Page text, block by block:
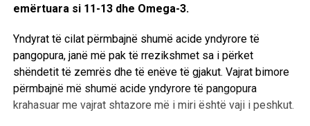
emërtuara si 11-13 dhe Omega-3.
Yndyrat të cilat përmbajnë shumë acide yndyrore të
pangopura, janë më pak të rrezikshmet sa i përket
shëndetit të zemrës dhe të enëve të gjakut. Vajrat bimore
përmbajnë më shumë acide yndyrore të pangopura
krahasuar me vajrat shtazore më i miri është vaji i peshkut.